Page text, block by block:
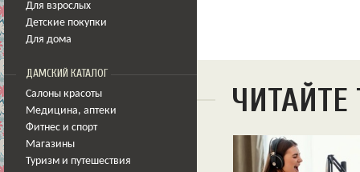
Для взрослых
Детские покупки
Для дома
ДАМСКИЙ КАТАЛОГ
Салоны красоты
Медицина, аптеки
Фитнес и спорт
Магазины
Туризм и путешествия